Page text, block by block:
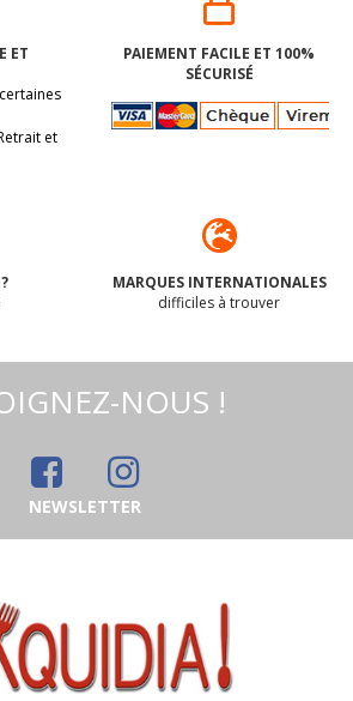
ET
et
PAIEMENT FACILE ET 100%
SÉCURISÉ
MARQUES INTERNATIONALES
difficiles à trouver
NOUS !
NEWSLETTER